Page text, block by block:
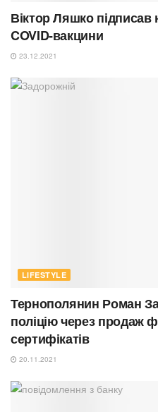
Віктор Ляшко підписав
COVID-вакцини
23.12.2021
LIFESTYLE
Тернополянин Роман
поліцію через продаж
сертифікатів
20.11.2021